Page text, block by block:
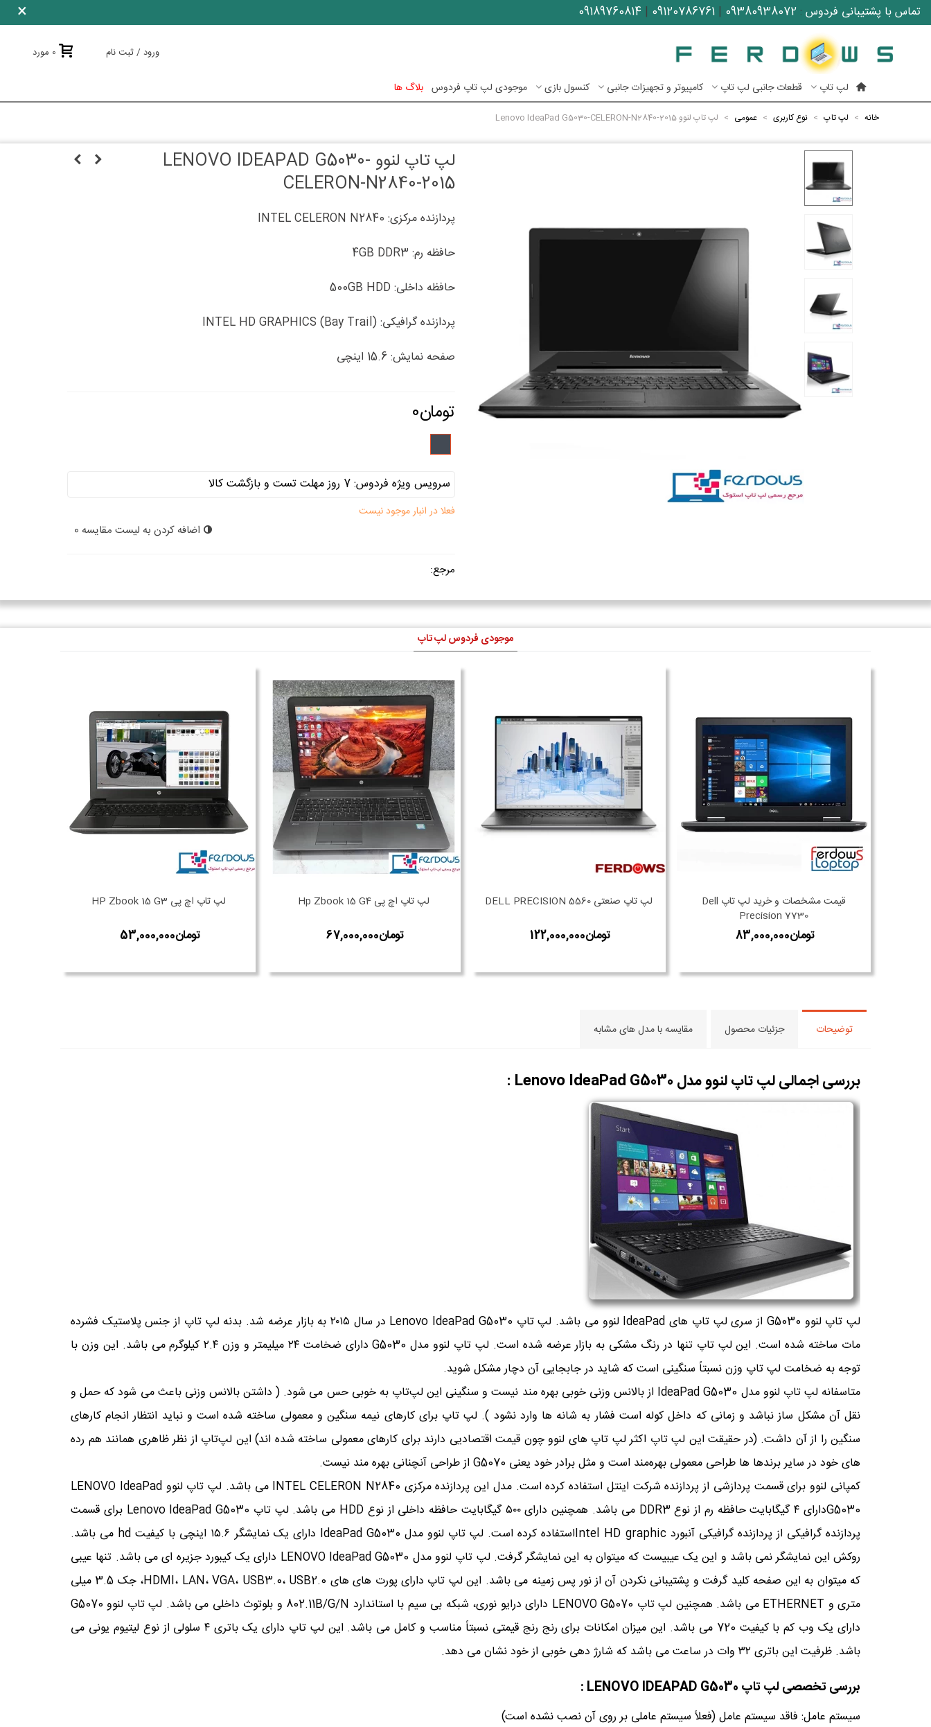
تماس با پشتیبانی فردوس :
09380938072
|
09120786761
|
09189760814
×
ورود / ثبت نام 0 مورد
لپ تاپ قطعات جانبی لپ تاپ کامپیوتر و تجهیزات جانبی کنسول بازی موجودی لپ تاپ فردوس بلاگ ها
خانه > لپ تاپ > نوع کاربری > عمومی > لپ تاپ لنوو Lenovo IdeaPad G5030-CELERON-N2840-2015
لپ تاپ لنوو LENOVO IDEAPAD G5030-
CELERON-N2840-2015
پردازنده مرکزی: INTEL CELERON N2840
حافظه رم: 4GB DDR3
حافظه داخلی: 500GB HDD
پردازنده گرافیکی: (INTEL HD GRAPHICS (Bay Trail
صفحه نمایش: 15.6 اینچی
فعلا در انبار موجود نیست
اضافه کردن به لیست مقایسه 0
مرجع:
موجودی فردوس لپ تاپ
قیمت مشخصات و خرید لپ تاپ Dell
Precision 7730
لپ تاپ صنعتی DELL PRECISION 5560 لپ تاپ اچ پی Hp Zbook 15 G4 لپ تاپ اچ پی HP Zbook 15 G3
توضیحات جزئیات محصول مقایسه با مدل های مشابه
بررسی اجمالی لپ تاپ لنوو مدل Lenovo IdeaPad G5030 :
لپ تاپ لنوو G5030 از سری لپ تاپ های IdeaPad لنوو می باشد. لپ تاپ Lenovo IdeaPad G5030 در سال ۲۰۱۵ به بازار عرضه شد. بدنه لپ تاپ از جنس پلاستیک فشرده
مات ساخته شده است. این لپ تاپ تنها در رنگ مشکی به بازار عرضه شده است. لپ تاپ لنوو مدل G5030 دارای ضخامت ۲۴ میلیمتر و وزن ۲.۴ کیلوگرم می باشد. این وزن با
توجه به ضخامت لپ تاپ وزن نسبتاً سنگینی است که شاید در جابجایی آن دچار مشکل شوید.
متاسفانه لپ تاپ لنوو مدل IdeaPad G5030 از بالانس وزنی خوبی بهره مند نیست و سنگینی این لپ‌تاپ به خوبی حس می شود. ( داشتن بالانس وزنی باعث می شود که حمل و
نقل آن مشکل ساز نباشد و زمانی که داخل کوله است فشار به شانه ها وارد نشود ). لپ تاپ برای کارهای نیمه سنگین و معمولی ساخته شده است و نباید انتظار انجام کارهای
سنگین را از آن داشت. (در حقیقت این لپ تاپ اکثر لپ تاپ های لنوو چون قیمت اقتصادیی دارند برای کارهای معمولی ساخته شده اند) این لپ‌تاپ از نظر ظاهری همانند هم رده
های خود در سایر برندها ها طراحی معمولی بهره‌مند است و مثل برادر خود یعنی G5070 از طراحی آنچنانی بهره مند نیست.
کمپانی لنوو برای قسمت پردازشی از پردازنده شرکت اینتل استفاده کرده است. مدل این پردازنده مرکزی INTEL CELERON N2840 می باشد. لپ تاپ لنوو LENOVO IdeaPad
G5030دارای ۴ گیگابایت حافظه رم از نوع DDR3 می باشد. همچنین دارای ۵۰۰ گیگابایت حافظه داخلی از نوع HDD می باشد. لپ تاپ Lenovo IdeaPad G5030 برای قسمت
پردازنده گرافیکی از پردازنده گرافیکی آنبورد Intel HD graphicاستفاده کرده است. لپ تاپ لنوو مدل IdeaPad G5030 دارای یک نمایشگر ۱۵.۶ اینچی با کیفیت hd می باشد.
روکش این نمایشگر نمی باشد و این یک عیبیست که میتوان به این نمایشگر گرفت. لپ تاپ لنوو مدل LENOVO IdeaPad G5030 دارای یک کیبورد جزیره ای می باشد. تنها عیبی
که میتوان به این صفحه کلید گرفت و پشتیبانی نکردن آن از نور پس زمینه می باشد. این لپ تاپ دارای پورت های های HDMI، LAN، VGA، USB3.0، USB2.0، جک 3.5 میلی
متری و ETHERNET می باشد. همچنین لپ تاپ LENOVO G5070 دارای درایو نوری، شبکه بی سیم با استاندارد 802.11B/G/N و بلوتوث داخلی می باشد. لپ تاپ لنوو G5070
دارای یک وب کم با کیفیت 720 می باشد. این میزان امکانات برای رنج رنج قیمتی نسبتاً مناسب و کامل می باشد. این لپ تاپ دارای یک باتری ۴ سلولی از نوع لیتیوم یونی می
باشد. ظرفیت این باتری ۳۲ وات در ساعت می باشد که شارژ دهی خوبی از خود نشان می دهد.
بررسی تخصصی لپ تاپ LENOVO IDEAPAD G5030 :
سیستم عامل: فاقد سیستم عامل (فعلاً سیستم عاملی بر روی آن نصب نشده است)